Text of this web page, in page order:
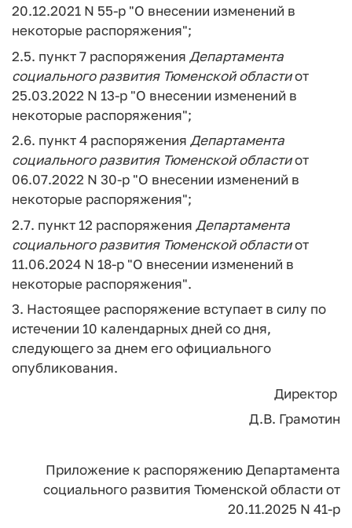
20.12.2021 N 55-р "О внесении изменений в
некоторые распоряжения";
2.5. пункт 7 распоряжения Департамента
социального развития Тюменской областиот
25.03.2022 N 13-р "О внесении изменений в
некоторые распоряжения";
2.6. пункт 4 распоряжения Департамента
социального развития Тюменской областиот
06.07.2022 N 30-р "О внесении изменений в
некоторые распоряжения";
2.7. пункт 12 распоряжения Департамента
социального развития Тюменской областиот
11.06.2024 N 18-р "О внесении изменений в
некоторые распоряжения".
3. Настоящее распоряжение вступает в силу по
истечении 10 календарных дней со дня,
следующего за днем его официального
опубликования.
Директор
Д.В. Грамотин
Приложение к распоряжениюДепартамента
социального развития Тюменской области от
20.11.2025 N 41-р